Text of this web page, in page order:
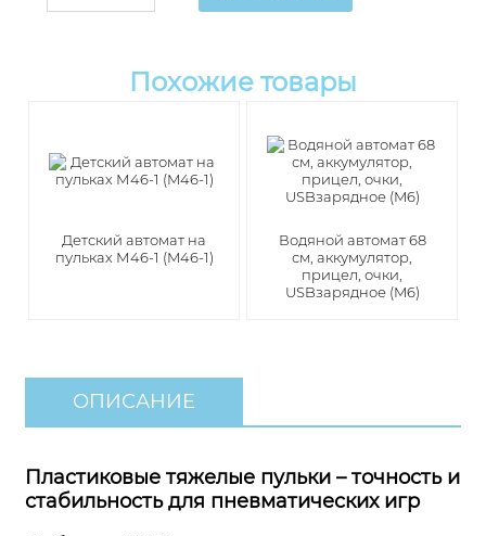
Похожие товары
Детский автомат на
пульках М46-1 (M46-1)
Водяной автомат 68
см, аккумулятор,
прицел, очки,
USBзарядное (M6)
ОПИСАНИЕ
Пластиковые тяжелые пульки – точность и
стабильность для пневматических игр